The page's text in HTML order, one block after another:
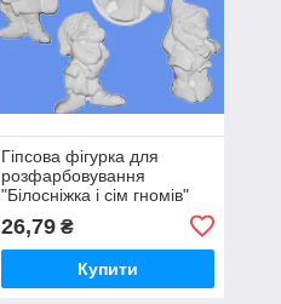
Гіпсова фігурка для
розфарбовування
"Білосніжка і сім гномів"
26,79₴
Купити